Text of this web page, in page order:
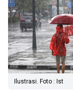
Ilustrasi. Foto : Ist